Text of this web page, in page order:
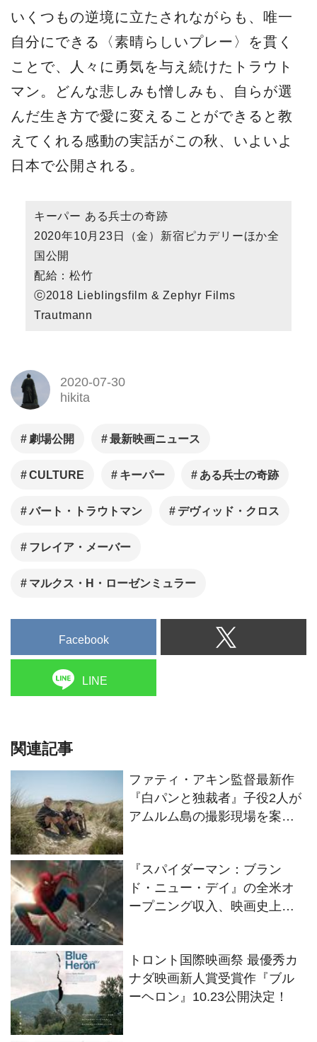
いくつもの逆境に立たされながらも、唯一
自分にできる〈素晴らしいプレー〉を貫く
ことで、人々に勇気を与え続けたトラウト
マン。どんな悲しみも憎しみも、自らが選
んだ生き方で愛に変えることができると教
えてくれる感動の実話がこの秋、いよいよ
日本で公開される。
キーパー ある兵士の奇跡
2020年10月23日（金）新宿ピカデリーほか全
国公開
配給：松竹
ⓒ2018 Lieblingsfilm & Zephyr Films
Trautmann
2020-07-30
hikita
劇場公開 最新映画ニュース
CULTURE キーパー ある兵士の奇跡
バート・トラウトマン デヴィッド・クロス
フレイア・メーバー
マルクス・H・ローゼンミュラー
Facebook
LINE
関連記事
ファティ・アキン監督最新作
『白パンと独裁者』子役2人が
アムルム島の撮影現場を案
『スパイダーマン：ブラン
ド・ニュー・デイ』の全米オ
ープニング収入、映画史上歴
トロント国際映画祭 最優秀カ
ナダ映画新人賞受賞作『ブル
ーヘロン』10.23公開決定！